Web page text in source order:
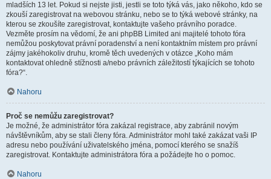
mladších 13 let. Pokud si nejste jisti, jestli se toto týká vás, jako někoho, kdo se
zkouší zaregistrovat na webovou stránku, nebo se to týká webové stránky, na
kterou se zkoušíte zaregistrovat, kontaktujte vašeho právního poradce.
Vezměte prosím na vědomí, že ani phpBB Limited ani majitelé tohoto fóra
nemůžou poskytovat právní poradenství a není kontaktním místem pro právní
zájmy jakéhokoliv druhu, kromě těch uvedených v otázce „Koho mám
kontaktovat ohledně stížnosti a/nebo právních záležitostí týkajících se tohoto
fóra?“.
Nahoru
Proč se nemůžu zaregistrovat?
Je možné, že administrátor fóra zakázal registrace, aby zabránil novým
návštěvníkům, aby se stali členy fóra. Administrátor mohl také zakázat vaši IP
adresu nebo používání uživatelského jména, pomocí kterého se snažíš
zaregistrovat. Kontaktujte administrátora fóra a požádejte ho o pomoc.
Nahoru